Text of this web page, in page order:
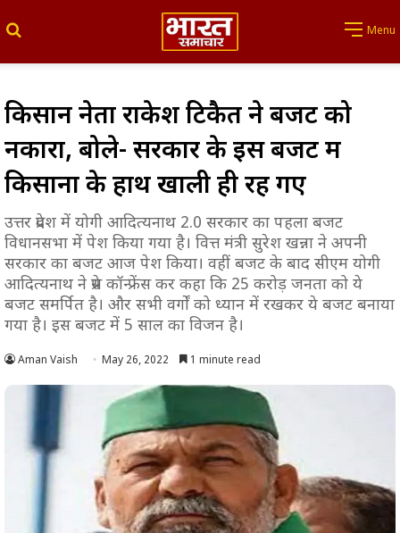
Menu
किसान नेता राकेश टिकैत ने बजट को
नकारा, बोले- सरकार के इस बजट में
किसानों के हाथ खाली ही रह गए
उत्तर प्रदेश में योगी आदित्यनाथ 2.0 सरकार का पहला बजट
विधानसभा में पेश किया गया है। वित्त मंत्री सुरेश खन्ना ने अपनी
सरकार का बजट आज पेश किया। वहीं बजट के बाद सीएम योगी
आदित्यनाथ ने प्रेस कॉन्फ्रेंस कर कहा कि 25 करोड़ जनता को ये
बजट समर्पित है। और सभी वर्गों को ध्यान में रखकर ये बजट बनाया
गया है। इस बजट में 5 साल का विजन है।
Aman Vaish May 26, 2022 1 minute read